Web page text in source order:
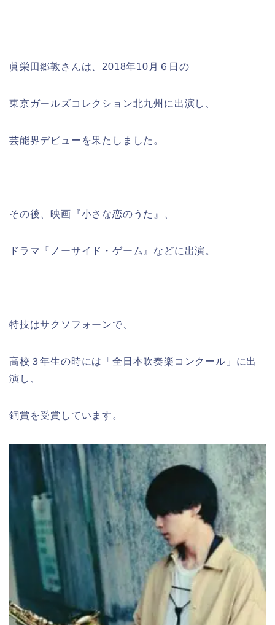
眞栄田郷敦さんは、2018年10月６日の
東京ガールズコレクション北九州に出演し、
芸能界デビューを果たしました。
その後、映画『小さな恋のうた』、
ドラマ『ノーサイド・ゲーム』などに出演。
特技はサクソフォーンで、
高校３年生の時には「全日本吹奏楽コンクール」に出
演し、
銅賞を受賞しています。